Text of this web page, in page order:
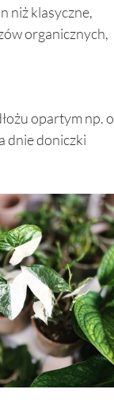
niż klasyczne,
organicznych,
opartym np. o
dnie doniczki